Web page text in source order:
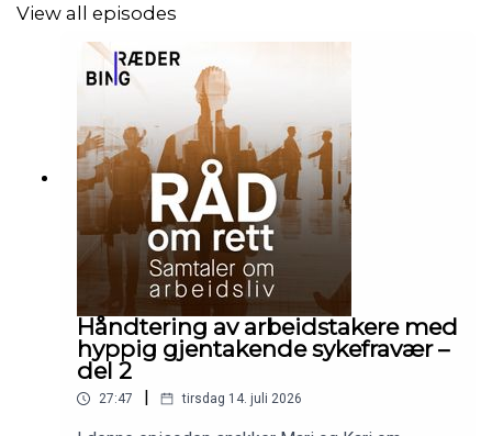
View all episodes
Håndtering av arbeidstakere med
hyppig gjentakende sykefravær –
del 2
27:47 tirsdag 14. juli 2026